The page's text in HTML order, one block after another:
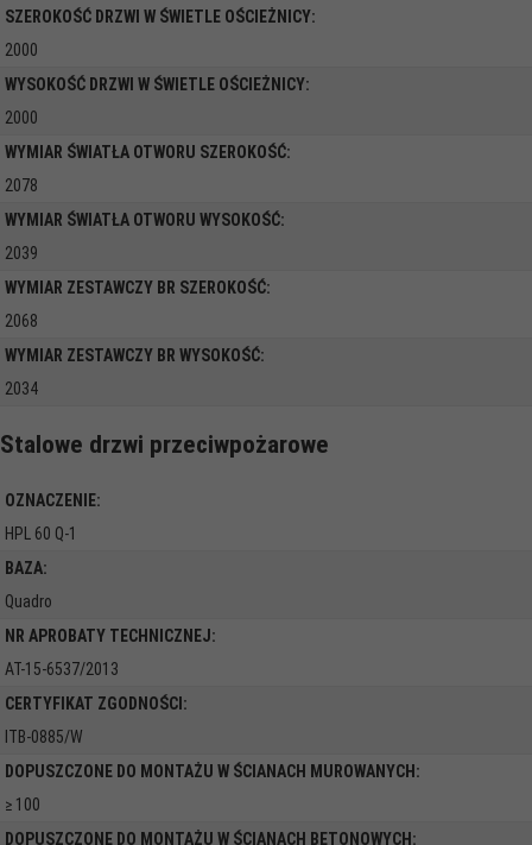
SZEROKOŚĆ DRZWI W ŚWIETLE OŚCIEŻNICY:
2000
WYSOKOŚĆ DRZWI W ŚWIETLE OŚCIEŻNICY:
2000
WYMIAR ŚWIATŁA OTWORU SZEROKOŚĆ:
2078
WYMIAR ŚWIATŁA OTWORU WYSOKOŚĆ:
2039
WYMIAR ZESTAWCZY BR SZEROKOŚĆ:
2068
WYMIAR ZESTAWCZY BR WYSOKOŚĆ:
2034
Stalowe drzwi przeciwpożarowe
OZNACZENIE:
HPL 60 Q-1
BAZA:
Quadro
NR APROBATY TECHNICZNEJ:
AT-15-6537/2013
CERTYFIKAT ZGODNOŚCI:
ITB-0885/W
DOPUSZCZONE DO MONTAŻU W ŚCIANACH MUROWANYCH:
≥ 100
DOPUSZCZONE DO MONTAŻU W ŚCIANACH BETONOWYCH: